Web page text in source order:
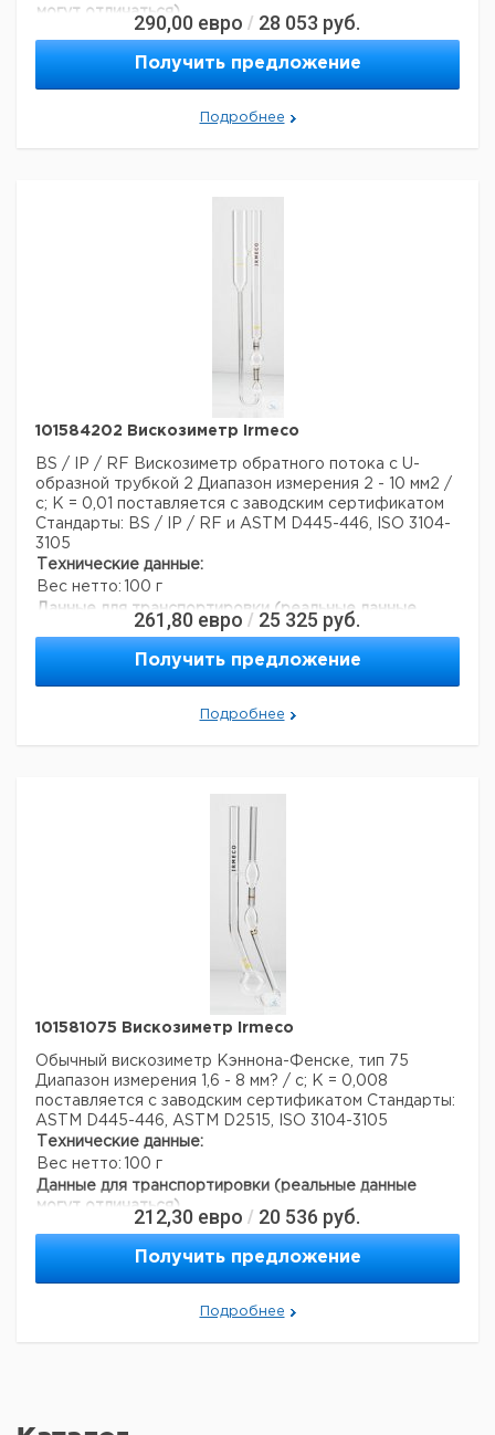
могут отличаться)
Страна происхождения:Испания
290,00 евро / 28 053 руб.
Получить предложение
Подробнее
101584202 Вискозиметр Irmeco
BS / IP / RF Вискозиметр обратного потока с U-
образной трубкой 2 Диапазон измерения 2 - 10 мм2 /
с; К = 0,01 поставляется с заводским сертификатом
Стандарты: BS / IP / RF и ASTM D445-446, ISO 3104-
3105
Технические данные:
Вес нетто:
100 г
Данные для транспортировки (реальные данные
могут отличаться)
Страна происхождения:Испания
261,80 евро / 25 325 руб.
Получить предложение
Подробнее
101581075 Вискозиметр Irmeco
Обычный вискозиметр Кэннона-Фенске, тип 75
Диапазон измерения 1,6 - 8 мм? / с; К = 0,008
поставляется с заводским сертификатом Стандарты:
ASTM D445-446, ASTM D2515, ISO 3104-3105
Технические данные:
Вес нетто:
100 г
Данные для транспортировки (реальные данные
могут отличаться)
Страна происхождения:Испания
212,30 евро / 20 536 руб.
Получить предложение
Подробнее